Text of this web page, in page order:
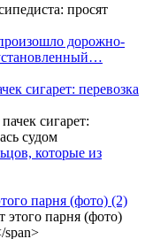
дорожно-
сигарет: перевозка
которые из
парня (фото) (2)